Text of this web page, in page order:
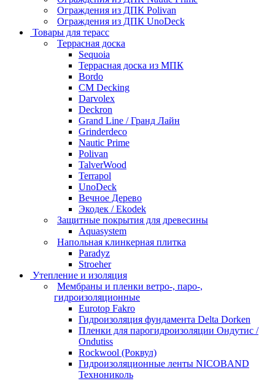
Ограждения из ДПК Polivan
Ограждения из ДПК UnoDeck
Товары для терасс
Террасная доска
Sequoia
Террасная доска из МПК
Bordo
CM Decking
Darvolex
Deckron
Grand Line / Гранд Лайн
Grinderdeco
Nautic Prime
Polivan
TalverWood
Terrapol
UnoDeck
Вечное Дерево
Экодек / Ekodek
Защитные покрытия для древесины
Aquasystem
Напольная клинкерная плитка
Paradyz
Stroeher
Утепление и изоляция
Мембраны и пленки ветро-, паро-,
гидроизоляционные
Eurotop Fakro
Гидроизоляция фундамента Delta Dorken
Пленки для парогидроизоляции Ондутис /
Ondutiss
Rockwool (Роквул)
Гидроизоляционные ленты NICOBAND
Технониколь